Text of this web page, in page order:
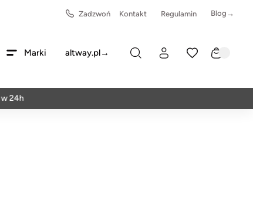
Zadzwoń Kontakt Regulamin Blog→
Marki altway.pl→